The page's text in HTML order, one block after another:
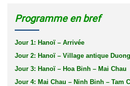
Programme en bref
Jour 1: Hanoï – Arrivée
Jour 2: Hanoï – Village antique
Jour 3: Hanoï – Hoa Binh – Mai Chau
Jour 4: Mai Chau – Ninh Binh – Tam